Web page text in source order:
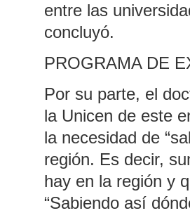
entre las
concluyó.
PROGRAMA DE
Por su parte, el
la Unicen de este
la necesidad de
región. Es decir,
hay en la región y
“Sabiendo así